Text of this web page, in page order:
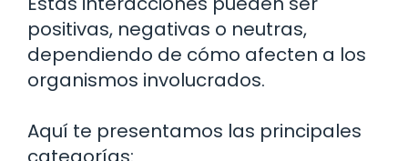
positivas, negativas o neutras,
dependiendo de cómo afecten a los
organismos involucrados.
Aquí te presentamos las principales